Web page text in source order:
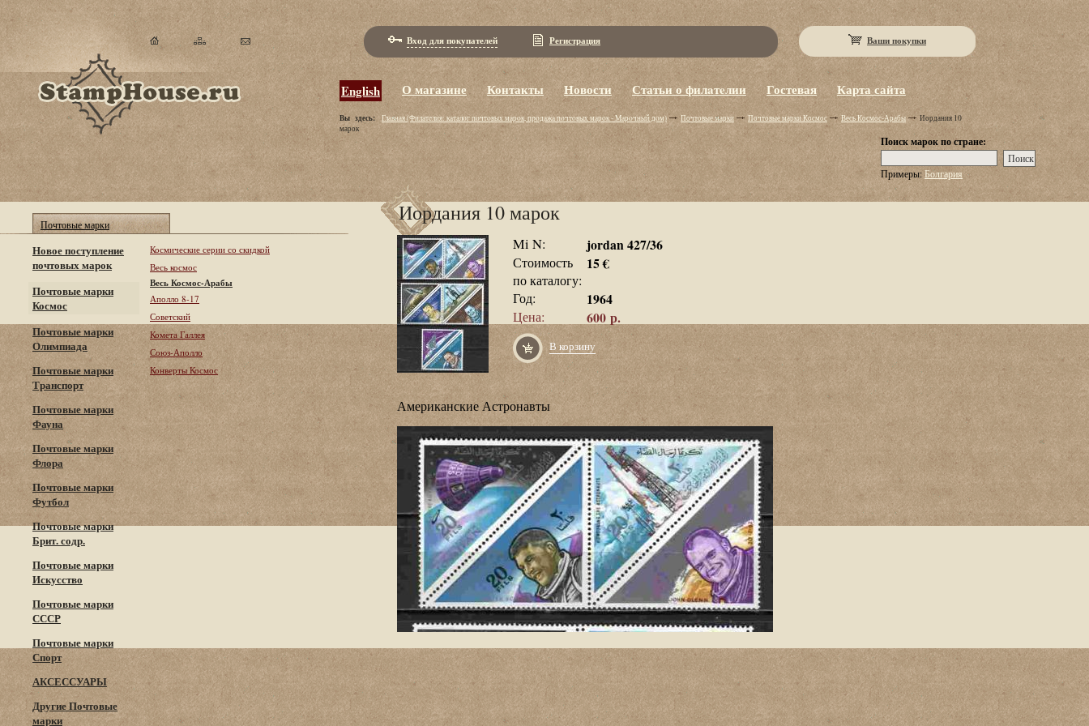
Вход для покупателей Регистрация Ваши покупки
English О магазине Контакты Новости Статьи о филaтeлии Гостевая Карта сайта
Вы здесь: Главная (Филaтeлия: кaтaлoг пoчтoвых мaрoк, пpoдaжa пoчтoвых мaрoк - Maрoчный дoм) Почтовые марки Почтовые марки Космос Весь Космос-Арабы
Иордания 10
марок
Поиск марок по стране:
Примеры:Болгария
Почтовые марки
Новое поступление
почтовых марок
Почтовые марки
Космос
Почтовые марки
Олимпиада
Почтовые марки
Транспорт
Почтовые марки
Фауна
Почтовые марки
Флора
Почтовые марки
Футбол
Почтовые марки
Брит. содр.
Почтовые марки
Искусство
Почтовые марки
СССР
Почтовые марки
Спорт
АКСЕССУАРЫ
Другие Почтовые
марки
Космические серии со скидкой
Весь космос
Весь Космос-Арабы
Аполло 8-17
Советский
Комета Галлея
Союз-Аполло
Конверты Космос
Иордания 10 марок
Mi N: jordan 427/36
Стоимость
по каталогу:
15 €
Год: 1964
Цена: 600 р.
В корзину
Американские Астронавты